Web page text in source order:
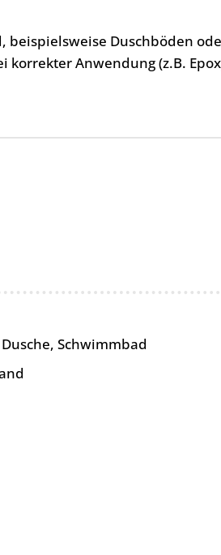
beispielsweise Duschböden
korrekter Anwendung (z.B.
Schwimmbad